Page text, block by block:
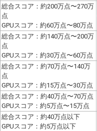
総合スコア：約200万点〜270万
点
GPUスコア：約60万点〜80万点
総合スコア：約140万点〜200万
点
GPUスコア：約30万点〜60万点
総合スコア：約70万点〜140万
点
GPUスコア：約15万点〜30万点
総合スコア：約40万点〜70万点
GPUスコア：約5万点〜15万点
総合スコア：約40万点以下
GPUスコア：約5万点以下